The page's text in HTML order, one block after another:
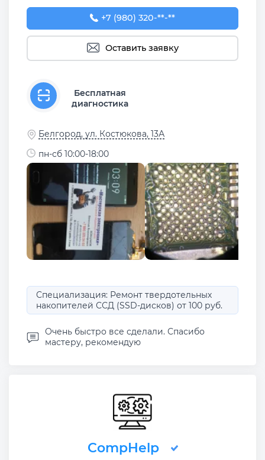
+7 (980) 320-54-03
+7 (980) 320-**-**
Оставить заявку
Бесплатная
диагностика
Белгород, ул. Костюкова, 13А
пн-сб 10:00-18:00
Специализация: Ремонт твердотельных
накопителей ССД (SSD-дисков) от 100 руб.
Очень быстро все сделали. Спасибо
мастеру, рекомендую
CompHelp